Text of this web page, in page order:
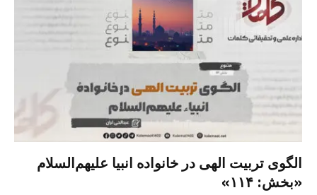
الگوی تربیت الهی در خانواده انبیا‌‌ علیهم‌السلام
«بخش: ۱۱۴»